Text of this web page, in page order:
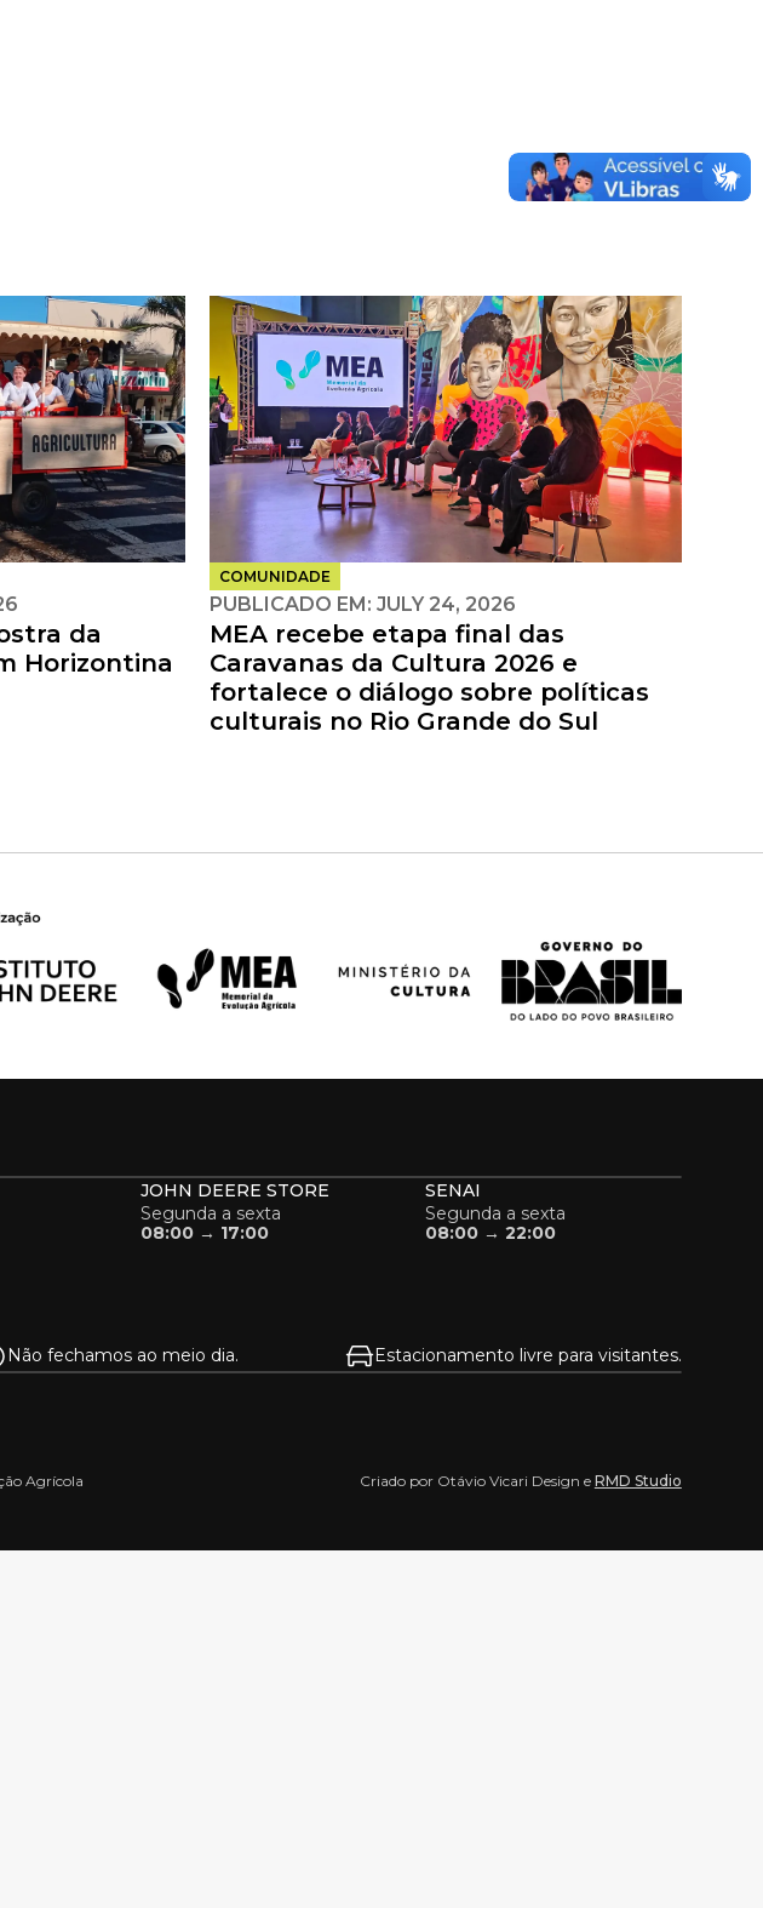
da
Horizontina
COMUNIDADE
PUBLICADO EM: JULY 24, 2026
MEA recebe etapa final das
Caravanas da Cultura 2026 e
fortalece o diálogo sobre políticas
culturais no Rio Grande do Sul
JOHN DEERE STORE
Segunda a sexta
08:00 → 17:00
SENAI
Segunda a sexta
08:00 → 22:00
Não fechamos ao meio dia.
Estacionamento livre para visitantes.
Agrícola Criado por Otávio Vicari Design e RMD Studio